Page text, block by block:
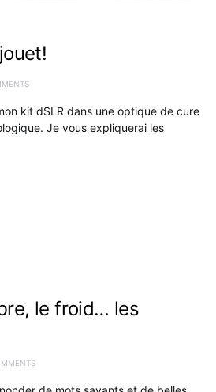
kit dSLR dans une optique de cure
Je vous expliquerai les
le froid… les